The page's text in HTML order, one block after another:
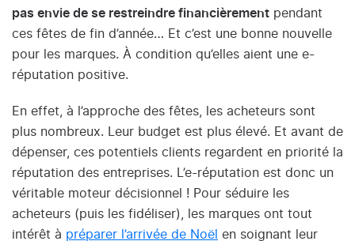
pas envie de se restreindre financièrement pendant
ces fêtes de fin d’année… Et c’est une bonne nouvelle
pour les marques. À condition qu’elles aient une e-
réputation positive.
En effet, à l’approche des fêtes, les acheteurs sont
plus nombreux. Leur budget est plus élevé. Et avant de
dépenser, ces potentiels clients regardent en priorité la
réputation des entreprises. L’e-réputation est donc un
véritable moteur décisionnel ! Pour séduire les
acheteurs (puis les fidéliser), les marques ont tout
intérêt à préparer l’arrivée de Noël en soignant leur